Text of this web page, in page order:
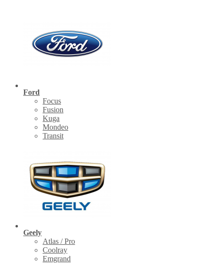
Ford
Focus
Fusion
Kuga
Mondeo
Transit
Geely
Atlas / Pro
Coolray
Emgrand